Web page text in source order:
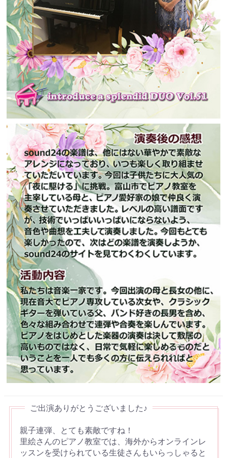
親子連弾、とても素敵ですね！
里絵さんのピアノ教室では、海外からオンラインレ
ッスンを受けられている生徒さんもいらっしゃると